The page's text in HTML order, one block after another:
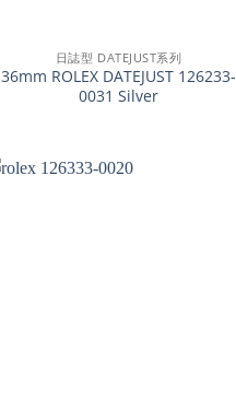
日誌型 DATEJUST系列
36mm ROLEX DATEJUST 126233-
0031 Silver